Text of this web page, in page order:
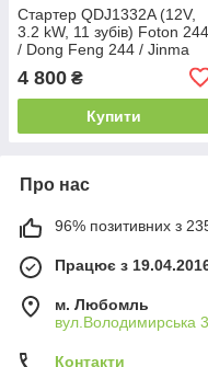
Стартер QDJ1332A (12V,
3.2 kW, 11 зубів) Foton 244
/ Dong Feng 244 / Jinma
244.4
4 800 ₴
Купити
Про нас
96% позитивних з 235
Працює з
м. Любомль
вул.Володимирська
Контакти